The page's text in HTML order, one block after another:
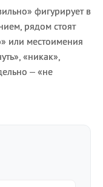
фигурирует в
рядом стоят
или местоимения
«никак»,
– «не